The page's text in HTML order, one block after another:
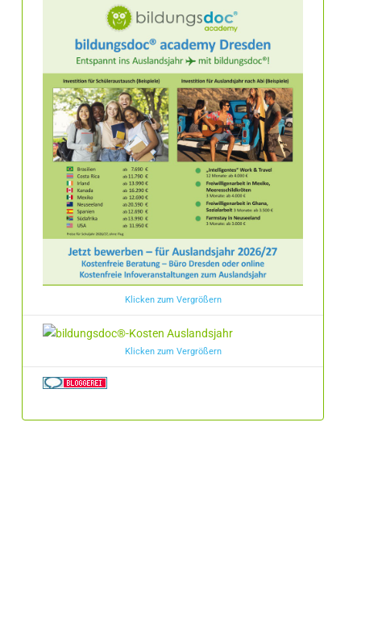
Klicken zum Vergrößern
Klicken zum Vergrößern